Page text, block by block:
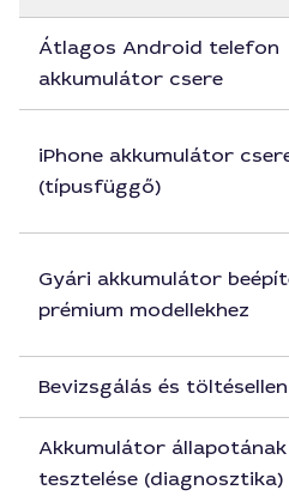
Átlagos Android telefon
akkumulátor csere
iPhone akkumulátor
(típusfüggő)
Gyári akkumulátor
prémium modellekhez
Bevizsgálás és
Akkumulátor állapotának
tesztelése (diagnosztika)